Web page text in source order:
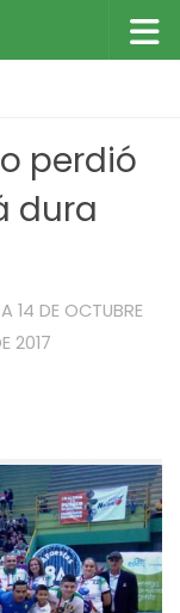
perdió
dura
14 DE OCTUBRE
2017